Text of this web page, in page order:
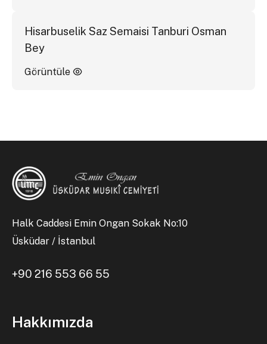
Hisarbuselik Saz Semaisi Tanburi Osman
Bey
Görüntüle
Halk Caddesi Emin Ongan Sokak No:10
Üsküdar / İstanbul
+90 216 553 66 55
Hakkımızda